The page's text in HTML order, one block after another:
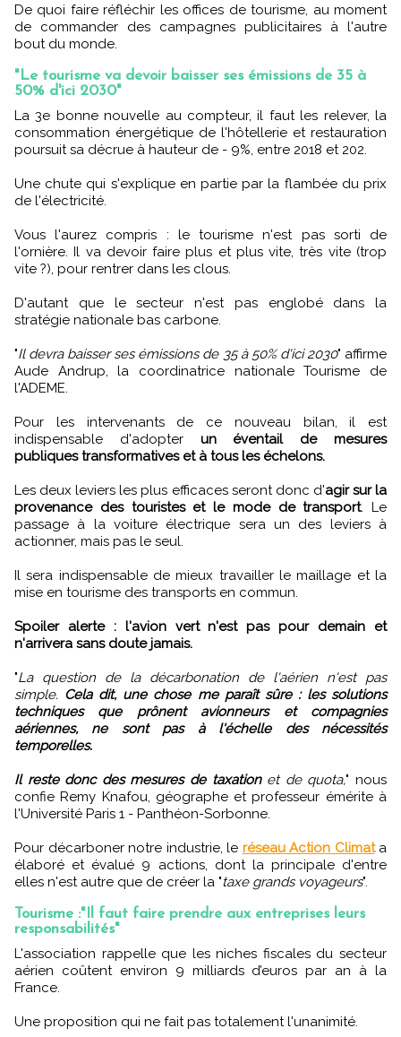
De quoi faire réfléchir les offices de tourisme, au moment
de commander des campagnes publicitaires à l'autre
bout du monde.
"Le tourisme va devoir baisser ses émissions de 35 à
50% d'ici 2030"
La 3e bonne nouvelle au compteur, il faut les relever, la
consommation énergétique de l'hôtellerie et restauration
poursuit sa décrue à hauteur de - 9%, entre 2018 et 202.
Une chute qui s'explique en partie par la flambée du prix
de l'électricité.
Vous l'aurez compris : le tourisme n'est pas sorti de
l'ornière. Il va devoir faire plus et plus vite, très vite (trop
vite ?), pour rentrer dans les clous.
D'autant que le secteur n'est pas englobé dans la
stratégie nationale bas carbone.
"Il devra baisser ses émissions de 35 à 50% d'ici 2030" affirme
Aude Andrup, la coordinatrice nationale Tourisme de
l'ADEME.
Pour les intervenants de ce nouveau bilan, il est
indispensable d'adopter un éventail de mesures
publiques transformatives et à tous les échelons.
Les deux leviers les plus efficaces seront donc d'agir sur la
provenance des touristes et le mode de transport. Le
passage à la voiture électrique sera un des leviers à
actionner, mais pas le seul.
Il sera indispensable de mieux travailler le maillage et la
mise en tourisme des transports en commun.
Spoiler alerte : l'avion vert n'est pas pour demain et
n'arrivera sans doute jamais.
"La question de la décarbonation de l'aérien n'est pas
simple. Cela dit, une chose me paraît sûre : les solutions
techniques que prônent avionneurs et compagnies
aériennes, ne sont pas à l'échelle des nécessités
temporelles.
Il reste donc des mesures de taxationet de quota," nous
confie Remy Knafou, géographe et professeur émérite à
l'Université Paris 1 - Panthéon-Sorbonne.
Pour décarboner notre industrie, le réseau Action Climata
élaboré et évalué 9 actions, dont la principale d'entre
elles n'est autre que de créer la "taxe grands voyageurs".
Tourisme :"Il faut faire prendre aux entreprises leurs
responsabilités"
L'association rappelle que les niches fiscales du secteur
aérien coûtent environ 9 milliards d’euros par an à la
France.
Une proposition qui ne fait pas totalement l'unanimité.